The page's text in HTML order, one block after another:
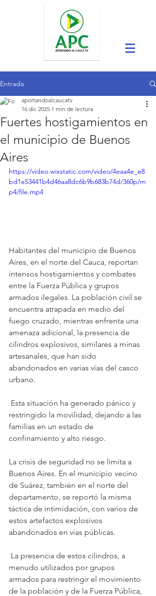
Entrada
Fuertes hostigamientos en
el municipio de Buenos
Aires
aportandoalcaucatv
16 dic 2025 1 min de lectura
https://video.wixstatic.com/video/4eaa4e_e8
bd1e53441b4d46aa8dc6b9b683b74d/360p/m
p4/file.mp4
Habitantes del municipio de Buenos
Aires, en el norte del Cauca, reportan
intensos hostigamientos y combates
entre la Fuerza Pública y grupos
armados ilegales. La población civil se
encuentra atrapada en medio del
fuego cruzado, mientras enfrenta una
amenaza adicional, la presencia de
cilindros explosivos, similares a minas
artesanales, que han sido
abandonados en varias vías del casco
urbano.
restringido la movilidad, dejando a las
familias en un estado de
confinamiento y alto riesgo.
La crisis de seguridad no se limita a
Buenos Aires. En el municipio vecino
de Suárez, también en el norte del
departamento, se reportó la misma
táctica de intimidación, con varios de
estos artefactos explosivos
abandonados en vías públicas.
menudo utilizados por grupos
armados para restringir el movimiento
de la población y de la Fuerza Pública,